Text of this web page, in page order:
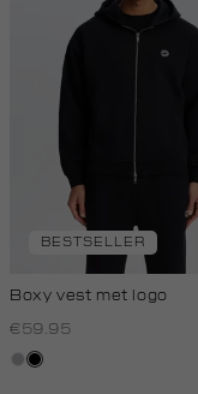
BESTSELLER
Boxy vest met logo
€59.95
grijs,zwart